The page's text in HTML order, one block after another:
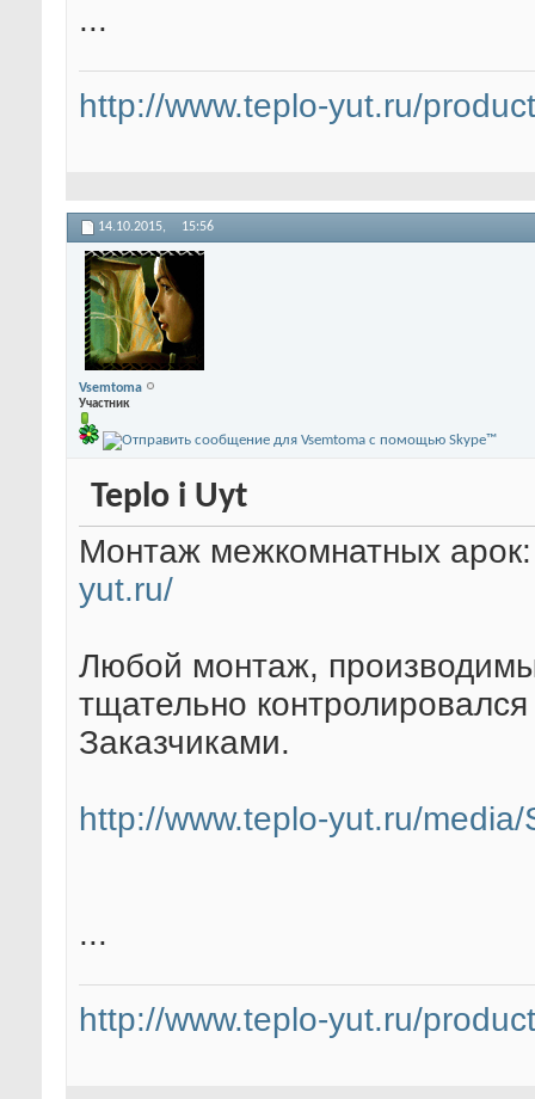
...
http://www.teplo-yut.ru/
14.10.2015, 15:56
Vsemtoma
Участник
Teplo i Uyt
Монтаж межкомнатных
yut.ru/
Любой монтаж,
тщательно
Заказчиками.
http://www.teplo-yut.ru/
...
http://www.teplo-yut.ru/